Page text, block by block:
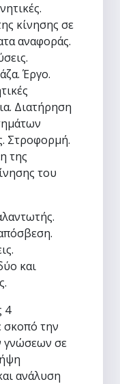
κίνησης σε
αναφοράς.
Έργο.
Διατήρηση
Στροφορμή.
της
του
και
4
σκοπό την
γνώσεων σε
ανάλυση